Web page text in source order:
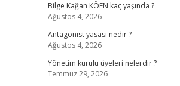
Bilge Kağan KÖFN kaç yaşında ?
Ağustos 4, 2026
Antagonist yasası nedir ?
Ağustos 4, 2026
Yönetim kurulu üyeleri nelerdir ?
Temmuz 29, 2026